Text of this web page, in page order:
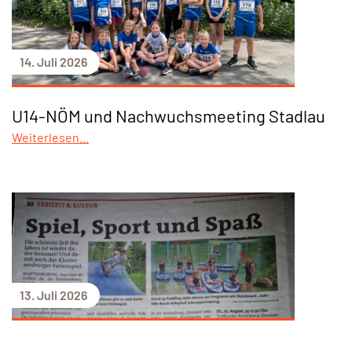
14. Juli 2026
U14-NÖM und Nachwuchsmeeting Stadlau
Weiterlesen...
13. Juli 2026